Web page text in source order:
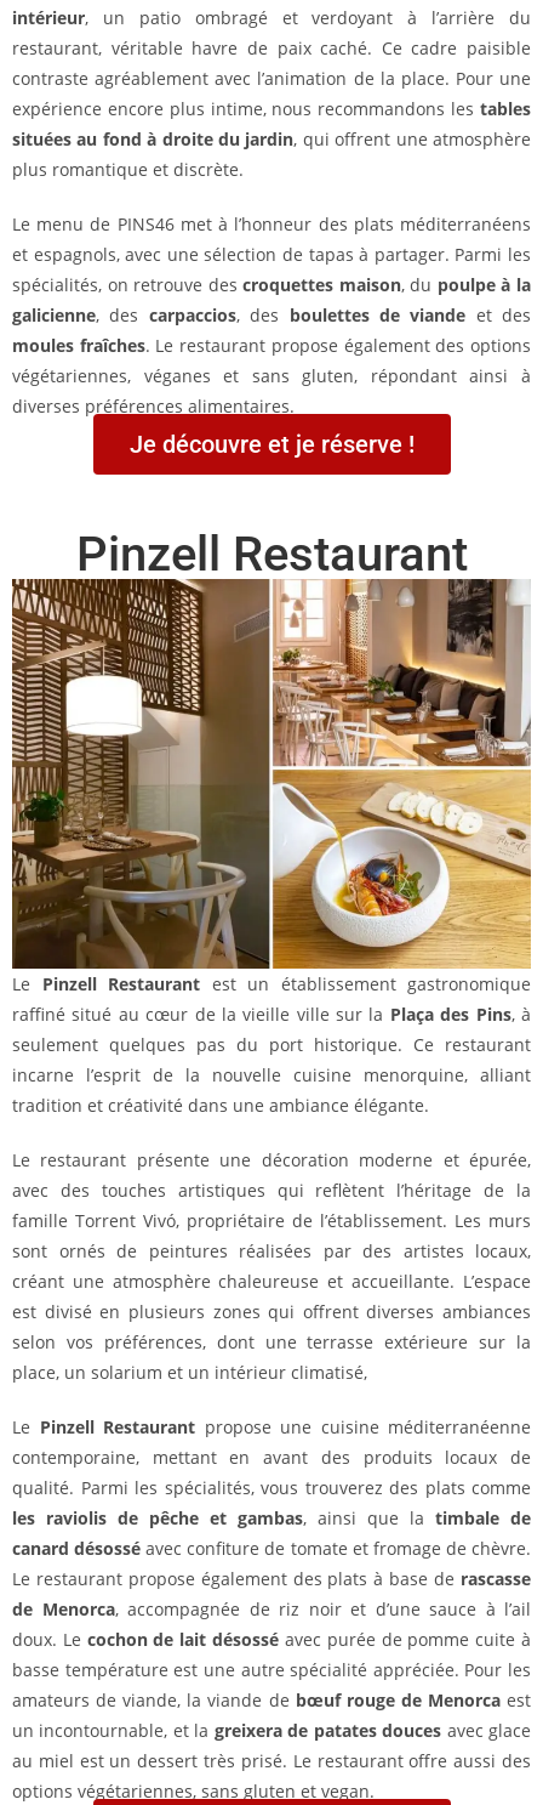
intérieur, un patio ombragé et verdoyant à l’arrière du
restaurant, véritable havre de paix caché. Ce cadre paisible
contraste agréablement avec l’animation de la place. Pour une
expérience encore plus intime, nous recommandons les tables
situées au fond à droite du jardin, qui offrent une atmosphère
plus romantique et discrète.
Le menu de PINS46 met à l’honneur des plats méditerranéens
et espagnols, avec une sélection de tapas à partager. Parmi les
spécialités, on retrouve descroquettes maison, du poulpe à la
galicienne, des carpaccios, des boulettes de viande et des
moules fraîches. Le restaurant propose également des options
végétariennes, véganes et sans gluten, répondant ainsi à
diverses préférences alimentaires.
Je découvre et je réserve !
Pinzell Restaurant
Le Pinzell Restaurant est un établissement gastronomique
raffiné situé au cœur de la vieille ville sur la Plaça des Pins, à
seulement quelques pas du port historique. Ce restaurant
incarne l’esprit de la nouvelle cuisine menorquine, alliant
tradition et créativité dans une ambiance élégante.
Le restaurant présente une décoration moderne et épurée,
avec des touches artistiques qui reflètent l’héritage de la
famille Torrent Vivó, propriétaire de l’établissement. Les murs
sont ornés de peintures réalisées par des artistes locaux,
créant une atmosphère chaleureuse et accueillante. L’espace
est divisé en plusieurs zones qui offrent diverses ambiances
selon vos préférences, dont une terrasse extérieure sur la
place, un solarium et un intérieur climatisé,
Le Pinzell Restaurant propose une cuisine méditerranéenne
contemporaine, mettant en avant des produits locaux de
qualité. Parmi les spécialités, vous trouverez des plats comme
les raviolis de pêche et gambas, ainsi que la timbale de
canard désossé avec confiture de tomate et fromage de chèvre.
Le restaurant propose également des plats à base de rascasse
de Menorca, accompagnée de riz noir et d’une sauce à l’ail
doux. Le cochon de lait désossé avec purée de pomme cuite à
basse température est une autre spécialité appréciée. Pour les
amateurs de viande, la viande de bœuf rouge de Menorcaest
un incontournable, et la greixera de patates douces avec glace
au miel est un dessert très prisé. Le restaurant offre aussi des
options végétariennes, sans gluten et vegan.